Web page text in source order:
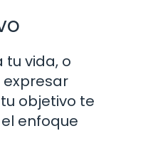
tu vida, o
objetivo te
enfoque